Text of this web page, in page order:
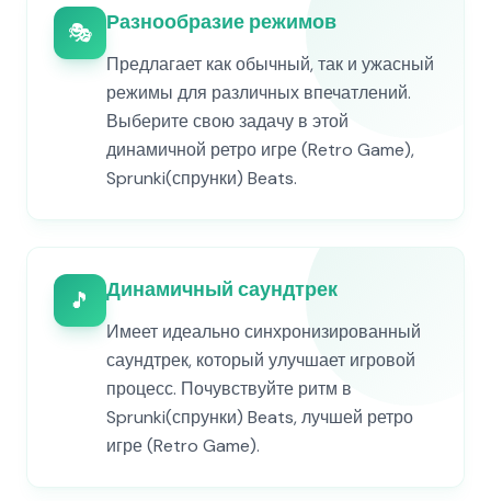
🎭 Разнообразие режимов
Предлагает как обычный, так и ужасный
режимы для различных впечатлений.
Выберите свою задачу в этой
динамичной ретро игре (Retro Game),
Sprunki(спрунки) Beats.
🎵 Динамичный саундтрек
Имеет идеально синхронизированный
саундтрек, который улучшает игровой
процесс. Почувствуйте ритм в
Sprunki(спрунки) Beats, лучшей ретро
игре (Retro Game).